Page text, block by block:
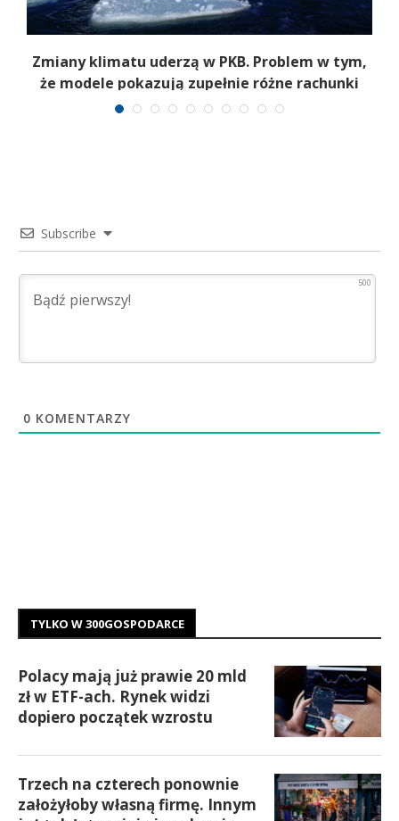
Zmiany klimatu uderzą w PKB. Problem w tym,
że modele pokazują zupełnie różne rachunki
Subscribe
500
0 KOMENTARZY
TYLKO W 300GOSPODARCE
Polacy mają już prawie 20 mld
zł w ETF-ach. Rynek widzi
dopiero początek wzrostu
Trzech na czterech ponownie
założyłoby własną firmę. Innym